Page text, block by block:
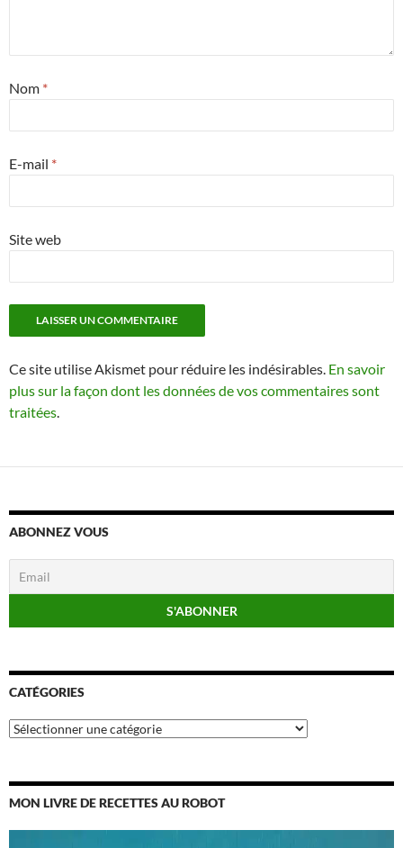
Nom *
E-mail *
Site web
Ce site utilise Akismet pour réduire les indésirables. En savoir
plus sur la façon dont les données de vos commentaires sont
traitées.
ABONNEZ VOUS
CATÉGORIES
Catégories
MON LIVRE DE RECETTES AU ROBOT